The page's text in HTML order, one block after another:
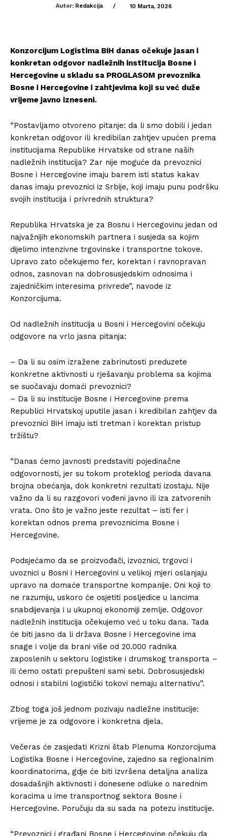
Autor: Redakcija / 10 Marta, 2026
Konzorcijum Logistima BiH danas očekuje jasan i
konkretan odgovor nadležnih institucija Bosne i
Hercegovine u skladu sa PROGLASOM prevoznika
Bosne i Hercegovine i zahtjevima koji su već duže
vrijeme javno izneseni.
“Postavljamo otvoreno pitanje: da li smo dobili i jedan
konkretan odgovor ili kredibilan zahtjev upućen prema
institucijama Republike Hrvatske od strane naših
nadležnih institucija? Zar nije moguće da prevoznici
Bosne i Hercegovine imaju barem isti status kakav
danas imaju prevoznici iz Srbije, koji imaju punu podršku
svojih institucija i privrednih struktura?
Republika Hrvatska je za Bosnu i Hercegovinu jedan od
najvažnijih ekonomskih partnera i susjeda sa kojim
dijelimo intenzivne trgovinske i transportne tokove.
Upravo zato očekujemo fer, korektan i ravnopravan
odnos, zasnovan na dobrosusjedskim odnosima i
zajedničkim interesima privrede”, navode iz
Konzorcijuma.
Od nadležnih institucija u Bosni i Hercegovini očekuju
odgovore na vrlo jasna pitanja:
– Da li su osim izražene zabrinutosti preduzete
konkretne aktivnosti u rješavanju problema sa kojima
se suočavaju domaći prevoznici?
– Da li su institucije Bosne i Hercegovine prema
Republici Hrvatskoj uputile jasan i kredibilan zahtjev da
prevoznici BiH imaju isti tretman i korektan pristup
tržištu?
“Danas ćemo javnosti predstaviti pojedinačne
odgovornosti, jer su tokom proteklog perioda davana
brojna obećanja, dok konkretni rezultati izostaju. Nije
važno da li su razgovori vođeni javno ili iza zatvorenih
vrata. Ono što je važno jeste rezultat – isti fer i
korektan odnos prema prevoznicima Bosne i
Hercegovine.
Podsjećamo da se proizvođači, izvoznici, trgovci i
uvoznici u Bosni i Hercegovini u velikoj mjeri oslanjaju
upravo na domaće transportne kompanije. Oni koji to
ne razumiju, uskoro će osjetiti posljedice u lancima
snabdijevanja i u ukupnoj ekonomiji zemlje. Odgovor
nadležnih institucija očekujemo već u toku dana. Tada
će biti jasno da li država Bosne i Hercegovine ima
snage i volje da brani više od 20.000 radnika
zaposlenih u sektoru logistike i drumskog transporta –
ili ćemo ostati prepušteni sami sebi. Dobrosusjedski
odnosi i stabilni logistički tokovi nemaju alternativu”.
Zbog toga još jednom pozivaju nadležne institucije:
vrijeme je za odgovore i konkretna djela.
Večeras će zasjedati Krizni štab Plenuma Konzorcijuma
Logistika Bosne i Hercegovine, zajedno sa regionalnim
koordinatorima, gdje će biti izvršena detaljna analiza
dosadašnjih aktivnosti i donesene odluke o narednim
koracima u ime transportnog sektora Bosne i
Hercegovine. Poručuju da su sada na potezu institucije.
“Prevoznici i građani Bosne i Hercegovine očekuju da